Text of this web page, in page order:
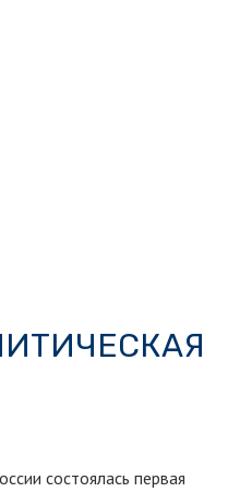
состоялась первая